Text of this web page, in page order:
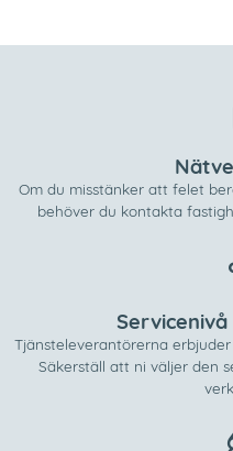
Om du misstänker att felet
behöver du kontakta
Tjänsteleverantörerna
Säkerställ att ni väljer den